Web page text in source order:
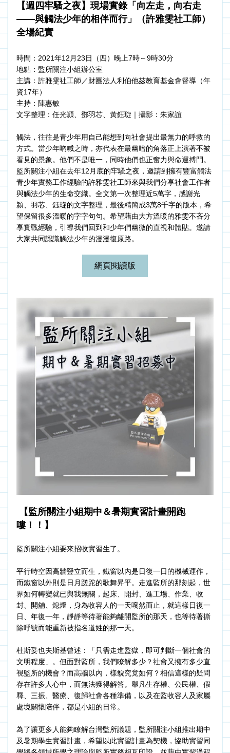
【週四牢騷之夜】現場實錄「向左走，向右走
——與觸法少年的相伴而行」（許雅雯社工師）
全場紀實
時間：2021年12月23日（四）晚上7時～9時30分
地點：監所關注小組辦公室
主講：許雅雯社工師／財團法人利伯他茲教育基金會督導（年
資17年）
主持：陳惠敏
文字整理：任光潁、鄧羽芯、黃鈺琁｜攝影：朱家誼
觸法，往往是青少年用自己能想到向社會提出最無力的呼救的
方式。當少年吶喊之時，亦代表在最幽暗的角落正上演著不被
看見的景象。他們不是唯一，同時他們也正奮力與命運搏鬥。
監所關注小組在去年12月底的牢騷之夜，邀請到擁有豐富觸法
青少年實務工作經驗的許雅雯社工師來與我們分享社會工作者
與觸法少年的生命交織。全文第一次整理近5萬字，感謝光
潁、羽芯、鈺琁的文字整理，最後精簡成3萬8千字的版本，希
望保留很多溫暖的字字句句。希望藉由大方溫暖的雅雯不吝分
享實戰經驗，引導我們回到和少年們幽微的直視和體貼。邀請
大家共同認識觸法少年的漫漫復原路。
網頁閱讀版
【監所關注小組期中＆暑期實習計畫開跑
嘍！！】
監所關注小組要來招收實習生了。
平行時空因高牆豎立而生，鐵窗以內是日復一日的機械運作，
而鐵窗以外則是日月蹉跎的歌舞昇平。走進監所的那刻起，世
界如何轉變就已與我無關，起床、開封、進工場、作業、收
封、開舖、熄燈，身為收容人的一天嘎然而止，就這樣日復一
日、年復一年，靜靜等待著能夠離開監所的那天，也等待著撕
除呼號而能重新被指名道姓的那一天。
杜斯妥也夫斯基曾述：「只需走進監獄，即可判斷一個社會的
文明程度」。但面對監所，我們瞭解多少？社會又擁有多少直
視監所的機會？而高牆以內，樣貌究竟如何？相信這樣的疑問
存在許多人心中，而無法獲得解答。舉凡生存權、公民權、假
釋、三振、醫療、復歸社會各種準備，以及在監收容人及家屬
處境關懷陪伴，都是小組的日常。
為了讓更多人能夠瞭解台灣監所議題，監所關注小組推出期中
及暑期學生實習計畫，希望以此實習計畫為契機，協助實習同